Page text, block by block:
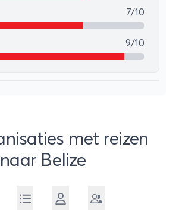
7/10
9/10
met reizen
naar Belize